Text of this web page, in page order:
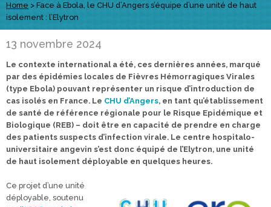
Comité scientifique
Financeurs
Home > Face à Ebola, le CHU d’Angers s’équipe d’une unité de haut
isolement : l’Elytron
13 novembre 2024
Le contexte international a été, ces dernières années, marqué
par des épidémies locales de Fièvres Hémorragiques Virales
(type Ebola) pouvant représenter un risque d’introduction de
cas isolés en France. Le CHU d’Angers, en tant qu’établissement
de santé de référence régionale pour le Risque Epidémique et
Biologique (REB) – doit être en capacité de prendre en charge
des patients suspects d’infection virale. Le centre hospitalo-
universitaire angevin s’est donc équipé de l’Elytron, une unité
de haut isolement déployable en quelques heures.
Ce projet d’une unité
déployable, soutenu